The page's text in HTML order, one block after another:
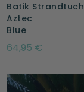
Batik Strandtuch
Aztec
Blue
64,95 €